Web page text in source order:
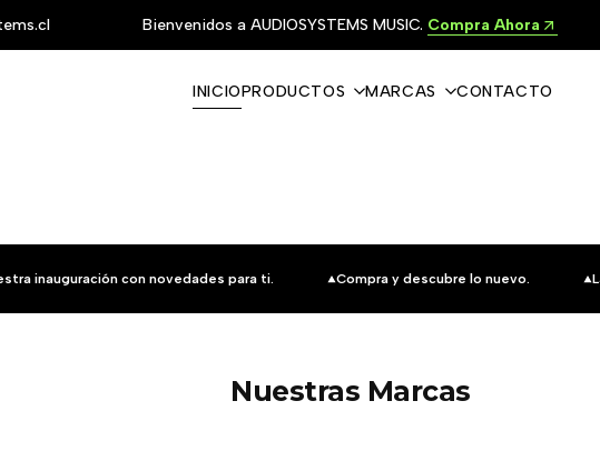
Bienvenidos a AUDIOSYSTEMS MUSIC. Compra Ahora
INICIOPRODUCTOS MARCAS CONTACTO
inauguración con novedades para ti. Compra y descubre lo nuevo.
Nuestras Marcas